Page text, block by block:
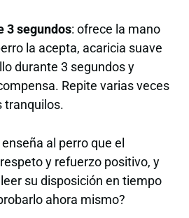
3 segundos: ofrece la mano
la acepta, acaricia suave
durante 3 segundos y
Repite varias veces
tranquilos.
al perro que el
y refuerzo positivo, y
su disposición en tiempo
ahora mismo?